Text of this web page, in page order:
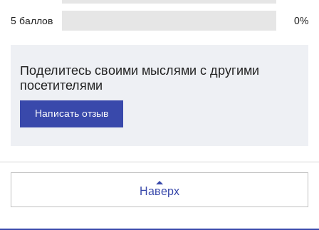
5 баллов 0%
Поделитесь своими мыслями с другими
посетителями
Написать отзыв
Наверх